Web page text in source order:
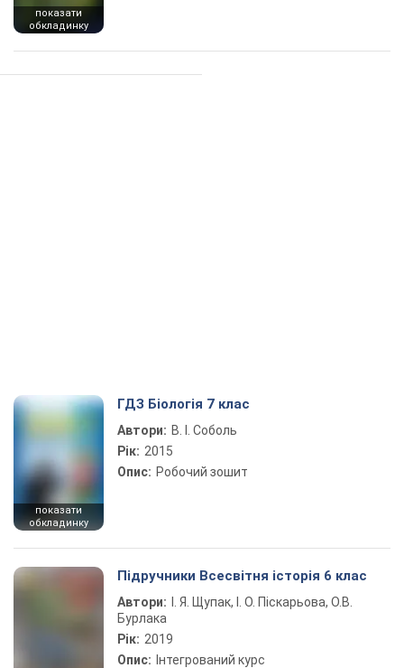
показати
обкладинку
показати
обкладинку
ГДЗ Біологія 7 клас
Автори: В. І. Соболь
Рік: 2015
Опис: Робочий зошит
Підручники Всесвітня історія 6 клас
Автори:
І. Я. Щупак, І. О. Піскарьова, О.В.
Бурлака
Рік: 2019
Опис: Інтегрований курс